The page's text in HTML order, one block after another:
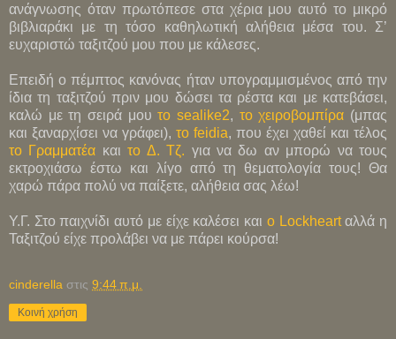
ανάγνωσης όταν πρωτόπεσε στα χέρια μου αυτό το μικρό
βιβλιαράκι με τη τόσο καθηλωτική αλήθεια μέσα του. Σ’
ευχαριστώ ταξιτζού μου που με κάλεσες.
Επειδή ο πέμπτος κανόνας ήταν υπογραμμισμένος από την
ίδια τη ταξιτζού πριν μου δώσει τα ρέστα και με κατεβάσει,
καλώ με τη σειρά μουτο sealike2, το χειροβομπίρα (μπας
και ξαναρχίσει να γράφει), το feidia, που έχει χαθεί και τέλος
το Γραμματέα καιτο Δ. Τζ. για να δω αν μπορώ να τους
εκτροχιάσω έστω και λίγο από τη θεματολογία τους! Θα
χαρώ πάρα πολύ να παίξετε, αλήθεια σας λέω!
Υ.Γ. Στο παιχνίδι αυτό με είχε καλέσει και ο Lockheartαλλά η
Ταξιτζού είχε προλάβει να με πάρει κούρσα!
cinderella στις 9:44 π.μ.
Κοινή χρήση